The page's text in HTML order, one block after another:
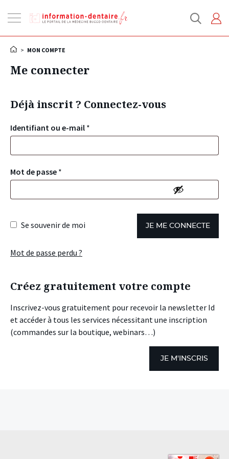
la
> MON COMPTE
Me connecter
Déjà inscrit ? Connectez-vous
Identifiant ou e-mail *
Mot de passe *
Se souvenir de moi JE ME CONNECTE
Mot de passe perdu ?
Créez gratuitement votre compte
Inscrivez-vous gratuitement pour recevoir la newsletter Id
et accéder à tous les services nécessitant une inscription
(commandes sur la boutique, webinars…)
JE M'INSCRIS